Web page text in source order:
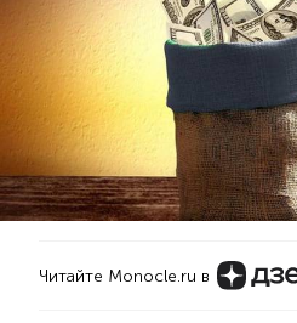
Читайте Monocle.ru в